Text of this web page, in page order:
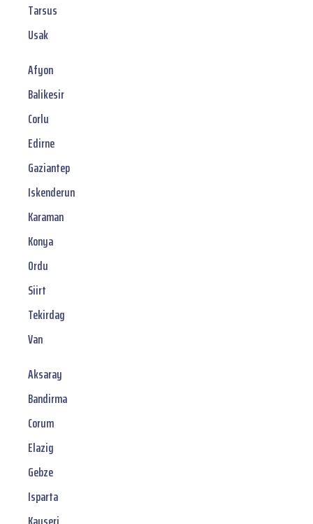
Tarsus
Usak
Afyon
Balikesir
Corlu
Edirne
Gaziantep
Iskenderun
Karaman
Konya
Ordu
Siirt
Tekirdag
Van
Aksaray
Bandirma
Corum
Elazig
Gebze
Isparta